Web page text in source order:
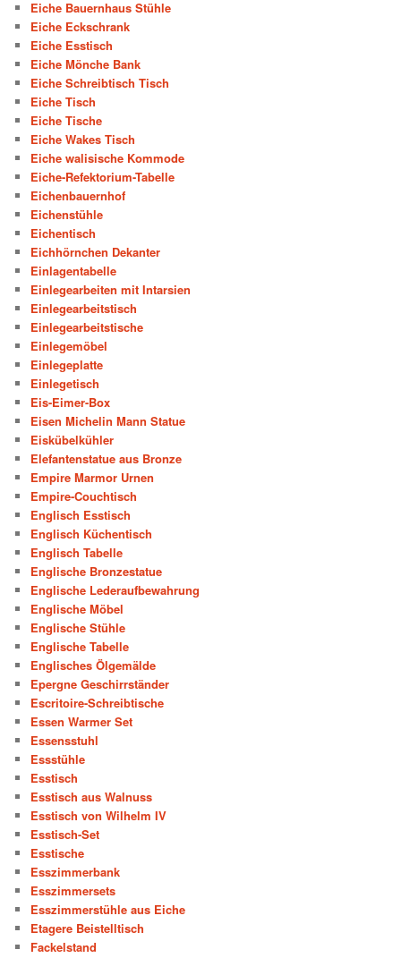
Eiche Bauernhaus Stühle
Eiche Eckschrank
Eiche Esstisch
Eiche Mönche Bank
Eiche Schreibtisch Tisch
Eiche Tisch
Eiche Tische
Eiche Wakes Tisch
Eiche walisische Kommode
Eiche-Refektorium-Tabelle
Eichenbauernhof
Eichenstühle
Eichentisch
Eichhörnchen Dekanter
Einlagentabelle
Einlegearbeiten mit Intarsien
Einlegearbeitstisch
Einlegearbeitstische
Einlegemöbel
Einlegeplatte
Einlegetisch
Eis-Eimer-Box
Eisen Michelin Mann Statue
Eiskübelkühler
Elefantenstatue aus Bronze
Empire Marmor Urnen
Empire-Couchtisch
Englisch Esstisch
Englisch Küchentisch
Englisch Tabelle
Englische Bronzestatue
Englische Lederaufbewahrung
Englische Möbel
Englische Stühle
Englische Tabelle
Englisches Ölgemälde
Epergne Geschirrständer
Escritoire-Schreibtische
Essen Warmer Set
Essensstuhl
Essstühle
Esstisch
Esstisch aus Walnuss
Esstisch von Wilhelm IV
Esstisch-Set
Esstische
Esszimmerbank
Esszimmersets
Esszimmerstühle aus Eiche
Etagere Beistelltisch
Fackelstand